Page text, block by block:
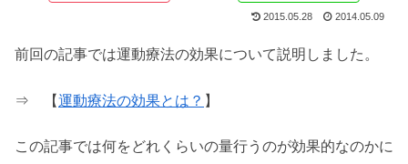
2015.05.28 2014.05.09
前回の記事では運動療法の効果について説明しました。
⇒ 【運動療法の効果とは？ 】
この記事では何をどれくらいの量行うのが効果的なのかに